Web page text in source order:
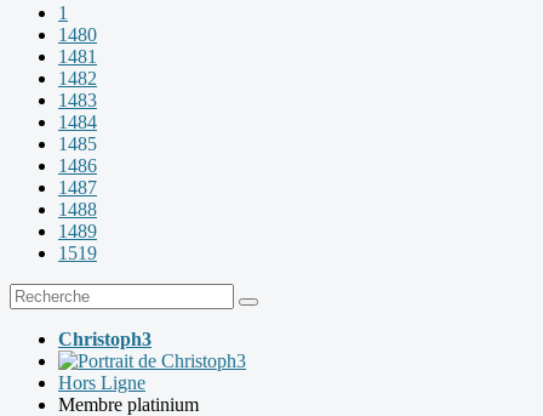
1
1480
1481
1482
1483
1484
1485
1486
1487
1488
1489
1519
Christoph3
Hors Ligne
Membre platinium